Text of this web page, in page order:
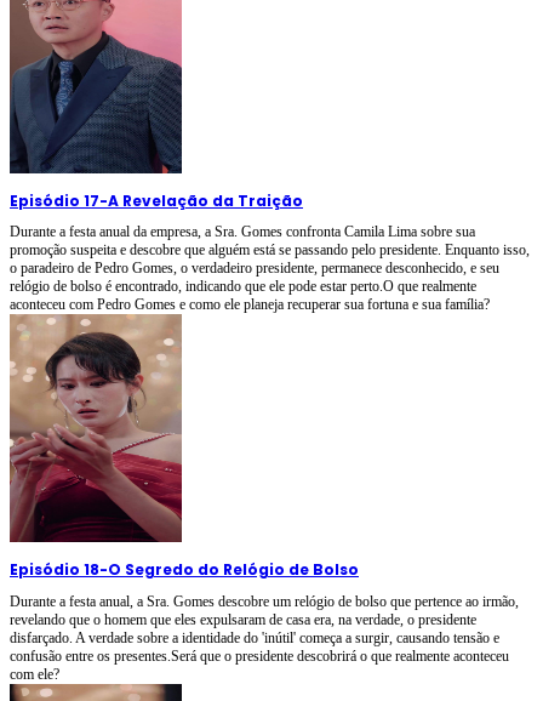
Episódio 17-A Revelação da Traição
Durante a festa anual da empresa, a Sra. Gomes confronta Camila Lima sobre sua
promoção suspeita e descobre que alguém está se passando pelo presidente. Enquanto isso,
o paradeiro de Pedro Gomes, o verdadeiro presidente, permanece desconhecido, e seu
relógio de bolso é encontrado, indicando que ele pode estar perto.O que realmente
aconteceu com Pedro Gomes e como ele planeja recuperar sua fortuna e sua família?
Episódio 18-O Segredo do Relógio de Bolso
Durante a festa anual, a Sra. Gomes descobre um relógio de bolso que pertence ao irmão,
revelando que o homem que eles expulsaram de casa era, na verdade, o presidente
disfarçado. A verdade sobre a identidade do 'inútil' começa a surgir, causando tensão e
confusão entre os presentes.Será que o presidente descobrirá o que realmente aconteceu
com ele?